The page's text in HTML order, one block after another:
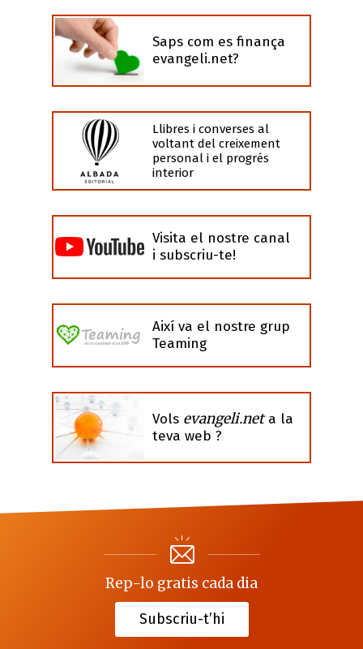
Saps com es finança
evangeli.net?
Llibres i converses al
voltant del creixement
personal i el progrés
interior
Visita el nostre canal
i subscriu-te!
Així va el nostre grup
Teaming
Vols evangeli.neta la
teva web ?
Rep-lo gratis cada dia
Subscriu-t’hi